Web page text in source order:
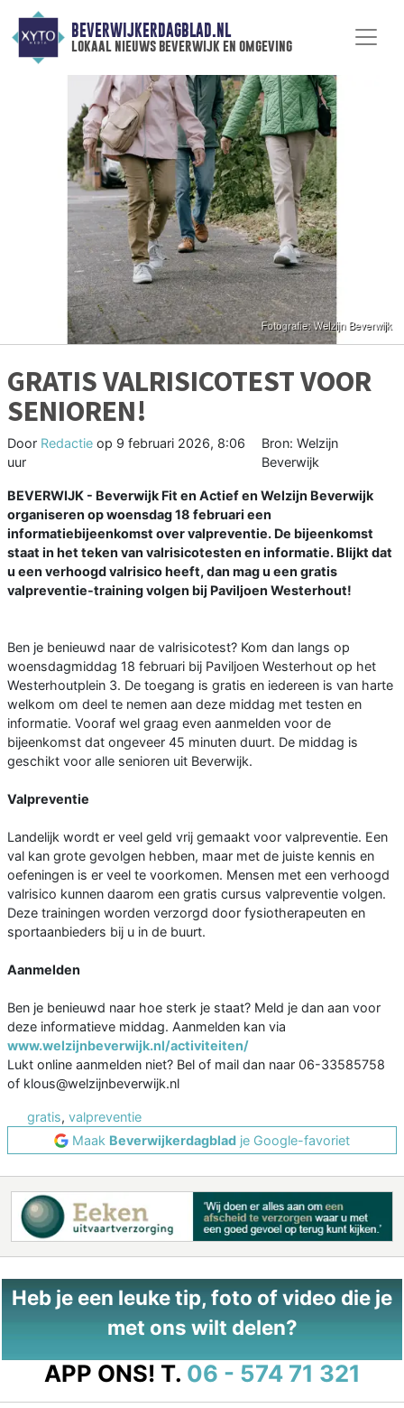
BEVERWIJKERDAGBLAD.NL
lokaal nieuws beverwijk en omgeving
GRATIS VALRISICOTEST VOOR
SENIOREN!
Door Redactie op 9 februari 2026, 8:06
uur
Bron: Welzijn
Beverwijk
BEVERWIJK - Beverwijk Fit en Actief en Welzijn Beverwijk
organiseren op woensdag 18 februari een
informatiebijeenkomst over valpreventie. De bijeenkomst
staat in het teken van valrisicotesten en informatie. Blijkt dat
u een verhoogd valrisico heeft, dan mag u een gratis
valpreventie-training volgen bij Paviljoen Westerhout!
Ben je benieuwd naar de valrisicotest? Kom dan langs op
woensdagmiddag 18 februari bij Paviljoen Westerhout op het
Westerhoutplein 3. De toegang is gratis en iedereen is van harte
welkom om deel te nemen aan deze middag met testen en
informatie. Vooraf wel graag even aanmelden voor de
bijeenkomst dat ongeveer 45 minuten duurt. De middag is
geschikt voor alle senioren uit Beverwijk.
Valpreventie
Landelijk wordt er veel geld vrij gemaakt voor valpreventie. Een
val kan grote gevolgen hebben, maar met de juiste kennis en
oefeningen is er veel te voorkomen. Mensen met een verhoogd
valrisico kunnen daarom een gratis cursus valpreventie volgen.
Deze trainingen worden verzorgd door fysiotherapeuten en
sportaanbieders bij u in de buurt.
Aanmelden
Ben je benieuwd naar hoe sterk je staat? Meld je dan aan voor
deze informatieve middag. Aanmelden kan via
www.welzijnbeverwijk.nl/activiteiten/
Lukt online aanmelden niet? Bel of mail dan naar 06-33585758
of klous@welzijnbeverwijk.nl
gratis, valpreventie
Maak Beverwijkerdagblad je Google-favoriet
Heb je een leuke tip, foto of video die je
met ons wilt delen?
APP ONS! T. 06 - 574 71 321